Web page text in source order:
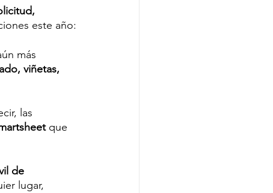
este año:
más
viñetas,
las
que
de
lugar,